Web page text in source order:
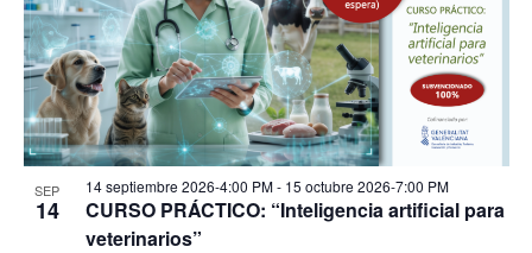
SEP
14
14 septiembre 2026-4:00 PM- 15 octubre 2026-7:00 PM
CURSO PRÁCTICO: “Inteligencia artificial para
veterinarios”